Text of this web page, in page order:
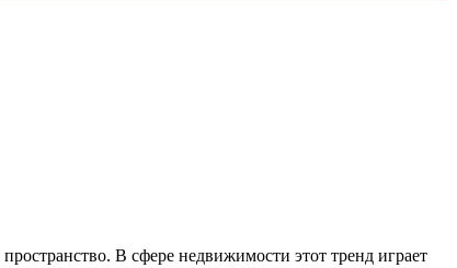
В сфере недвижимости этот тренд играет